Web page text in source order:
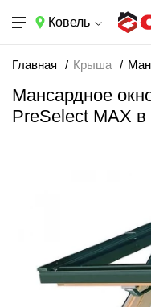
Ковель
Главная Крыша
Мансардное
PreSelect MAX